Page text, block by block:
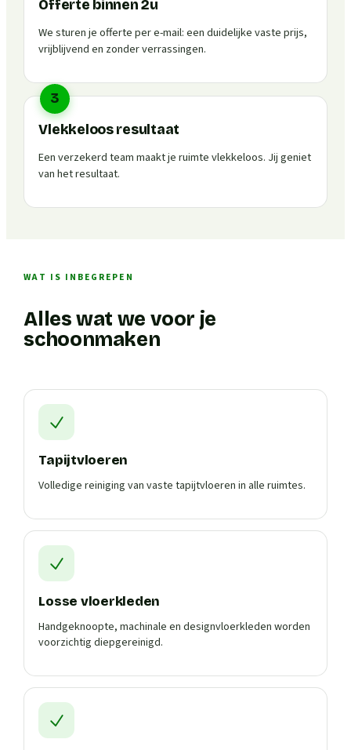
Offerte binnen 2u
We sturen je offerte per e-mail: een duidelijke vaste prijs,
vrijblijvend en zonder verrassingen.
3
Vlekkeloos resultaat
Een verzekerd team maakt je ruimte vlekkeloos. Jij geniet
van het resultaat.
WAT IS INBEGREPEN
Alles wat we voor je
schoonmaken
Tapijtvloeren
Volledige reiniging van vaste tapijtvloeren in alle ruimtes.
Losse vloerkleden
Handgeknoopte, machinale en designvloerkleden worden
voorzichtig diepgereinigd.